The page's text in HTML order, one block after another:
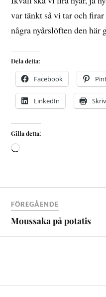
var tänkt så vi tar och
några nyårslöften den här
Dela detta:
Facebook
LinkedIn
Gilla detta:
FÖREGÅENDE
Moussaka på potatis